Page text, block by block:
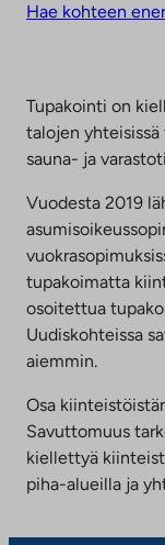
Hae kohteen
Tupakointi on
talojen yhteisissä
sauna- ja
Vuodesta 2019
tupakoimatta
osoitettua
Uudiskohteissa
aiemmin.
Osa
Savuttomuus
kiellettyä
piha-alueilla ja